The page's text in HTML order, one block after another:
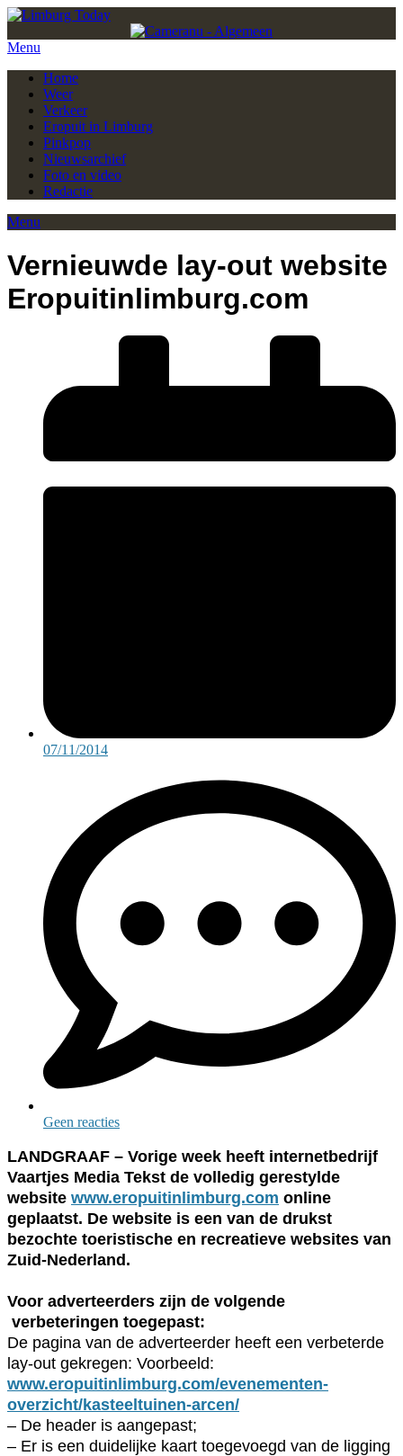
Menu
Home
Weer
Verkeer
Eropuit in Limburg
Pinkpop
Nieuwsarchief
Foto en video
Redactie
Menu
Vernieuwde lay-out website
Eropuitinlimburg.com
07/11/2014
Geen reacties
LANDGRAAF – Vorige week heeft internetbedrijf
Vaartjes Media Tekst de volledig gerestylde
website www.eropuitinlimburg.com online
geplaatst. De website is een van de drukst
bezochte toeristische en recreatieve websites van
Zuid-Nederland.
Voor adverteerders zijn de volgende
verbeteringen toegepast:
De pagina van de adverteerder heeft een verbeterde
lay-out gekregen: Voorbeeld:
www.eropuitinlimburg.com/evenementen-
overzicht/kasteeltuinen-arcen/
– De header is aangepast;
– Er is een duidelijke kaart toegevoegd van de ligging